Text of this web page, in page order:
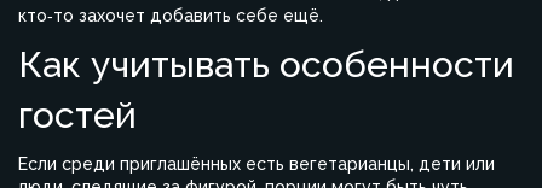
кто‑то захочет добавить себе ещё.
Как учитывать особенности
гостей
Если среди приглашённых есть вегетарианцы, дети или